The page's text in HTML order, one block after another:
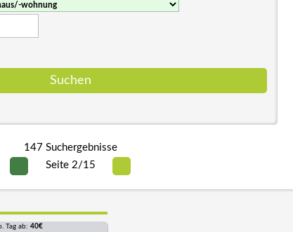
147 Suchergebnisse
Seite 2/15
Tag ab: 40€